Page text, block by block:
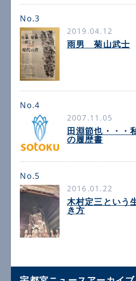
No.3
2019.04.12
雨男 菊山武士
No.4
2007.11.05
田淵節也・・・
の履歴書
No.5
2016.01.22
木村定三という
き方